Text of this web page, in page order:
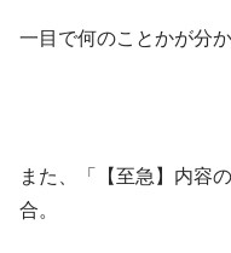
一目で何のことかが分か
また、「【至急】内容
合。